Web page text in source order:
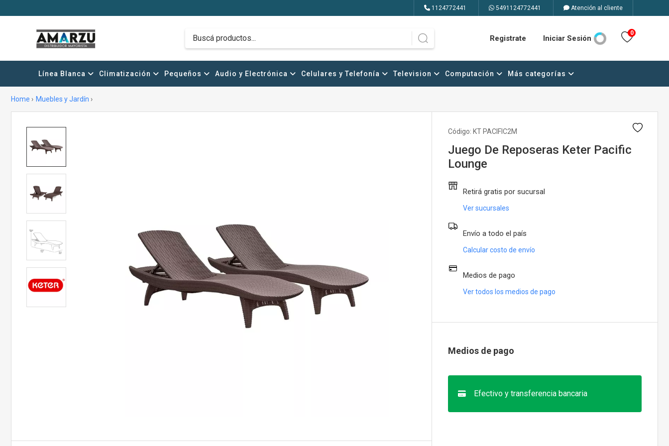
1124772441 5491124772441 Atención al cliente
Registrate Iniciar Sesión
0
Línea Blanca Climatización Pequeños Audio y Electrónica Celulares y Telefonía Television Computación Más categorías
Home Muebles y Jardín
Código: KT PACIFIC2M
Juego De Reposeras Keter Pacific
Lounge
Retirá gratis por sucursal
Ver sucursales
Envío a todo el país
Calcular costo de envío
Medios de pago
Ver todos los medios de pago
Medios de pago
Efectivo y transferencia bancaria